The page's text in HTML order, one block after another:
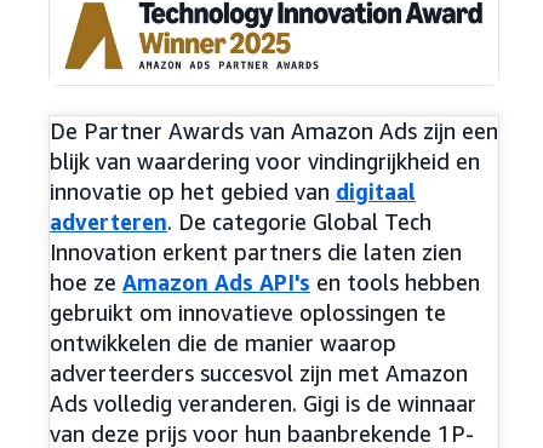
De Partner Awards van Amazon Ads zijn een
blijk van waardering voor vindingrijkheid en
innovatie op het gebied van digitaal
adverteren. De categorie Global Tech
Innovation erkent partners die laten zien
hoe ze Amazon Ads API's en tools hebben
gebruikt om innovatieve oplossingen te
ontwikkelen die de manier waarop
adverteerders succesvol zijn met Amazon
Ads volledig veranderen. Gigi is de winnaar
van deze prijs voor hun baanbrekende 1P-